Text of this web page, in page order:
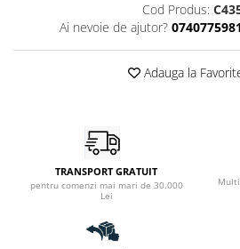
Cod Produs:
Ai nevoie de ajutor? 0740775981
Adauga la
TRANSPORT GRATUIT
pentru comenzi mai mari de 30.000
Lei